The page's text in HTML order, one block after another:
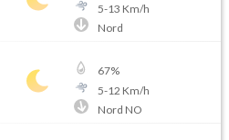
5-13 Km/h
Nord
67%
5-12 Km/h
Nord NO